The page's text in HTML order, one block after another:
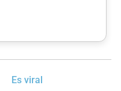
Es viral